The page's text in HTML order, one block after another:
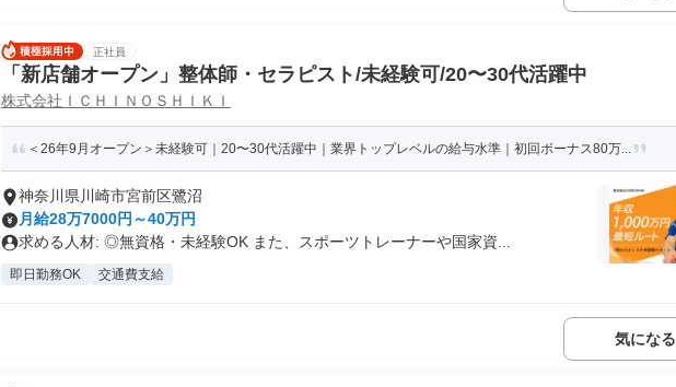
正社員
「新店舗オープン」整体師・セラピスト/未経験可/20〜30代活躍中
株式会社ＩＣＨＩＮＯＳＨＩＫＩ
＜26年9月オープン＞未経験可｜20〜30代活躍中｜業界トップレベルの給与水準｜初回ボーナス80万...
神奈川県川崎市宮前区鷺沼
月給28万7000円～40万円
求める人材: ◎無資格・未経験OK また、スポーツトレーナーや国家資...
即日勤務OK 交通費支給
気になる